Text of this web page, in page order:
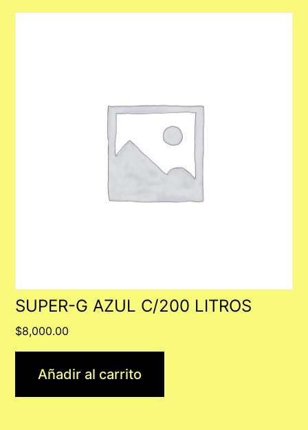
SUPER-G AZUL C/200 LITROS
$8,000.00
Añadir al carrito